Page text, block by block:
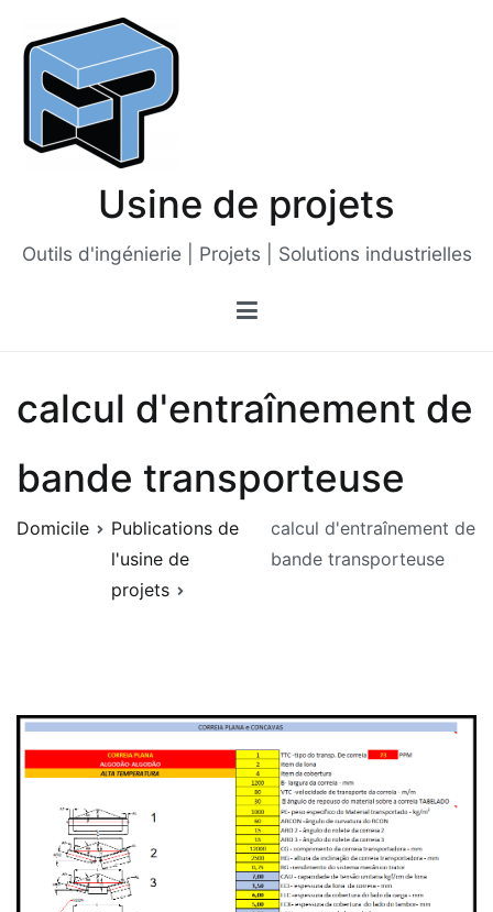
contenu
Usine de projets
Outils d'ingénierie | Projets | Solutions industrielles
calcul d'entraînement de
bande transporteuse
Domicile
Publications de
l'usine de
projets
calcul d'entraînement de
bande transporteuse